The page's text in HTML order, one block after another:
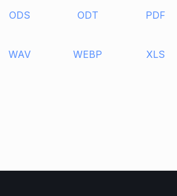
ODS ODT PDF
WAV WEBP XLS